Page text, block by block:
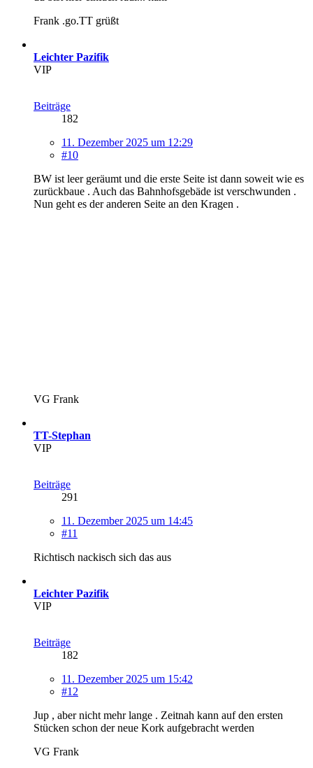
Frank .go.TT grüßt
Leichter Pazifik
VIP
Beiträge
182
11. Dezember 2025 um 12:29
#10
BW ist leer geräumt und die erste Seite ist dann soweit wie es
zurückbaue . Auch das Bahnhofsgebäde ist verschwunden .
Nun geht es der anderen Seite an den Kragen .
VG Frank
TT-Stephan
VIP
Beiträge
291
11. Dezember 2025 um 14:45
#11
Richtisch nackisch sich das aus
Leichter Pazifik
VIP
Beiträge
182
11. Dezember 2025 um 15:42
#12
Jup , aber nicht mehr lange . Zeitnah kann auf den ersten
Stücken schon der neue Kork aufgebracht werden
VG Frank